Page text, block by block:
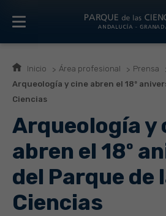
Inicio Área profesional Prensa
Arqueología y cine abren el 18º
Ciencias
Arqueología y
abren el 18º
del Parque de
Ciencias